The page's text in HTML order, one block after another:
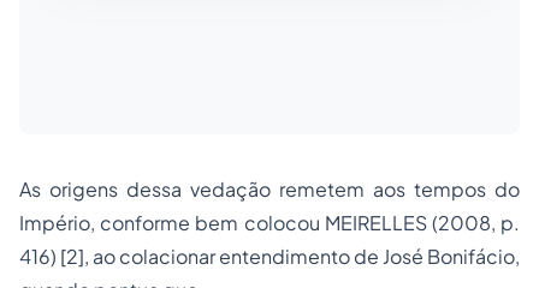
As origens dessa vedação remetem aos tempos do
Império, conforme bem colocou MEIRELLES (2008, p.
416) [2], ao colacionar entendimento de José Bonifácio,